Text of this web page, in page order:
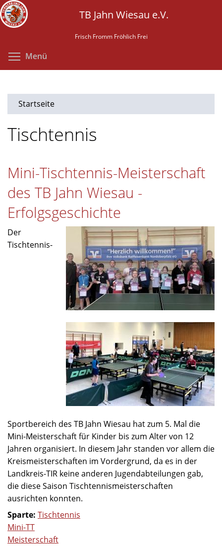
Direkt
zum
Inhalt
TB Jahn Wiesau e.V.
Frisch Fromm Fröhlich Frei
Menü
Startseite
Tischtennis
Mini-Tischtennis-Meisterschaft
des TB Jahn Wiesau -
Erfolgsgeschichte
Der
Tischtennis-
Sportbereich des TB Jahn Wiesau hat zum 5. Mal die
Mini-Meisterschaft für Kinder bis zum Alter von 12
Jahren organisiert. In diesem Jahr standen vor allem die
Kreismeisterschaften im Vordergrund, da es in der
Landkreis-TIR keine anderen Jugendabteilungen gab,
die diese Saison Tischtennismeisterschaften
ausrichten konnten.
Sparte: Tischtennis
Mini-TT
Meisterschaft